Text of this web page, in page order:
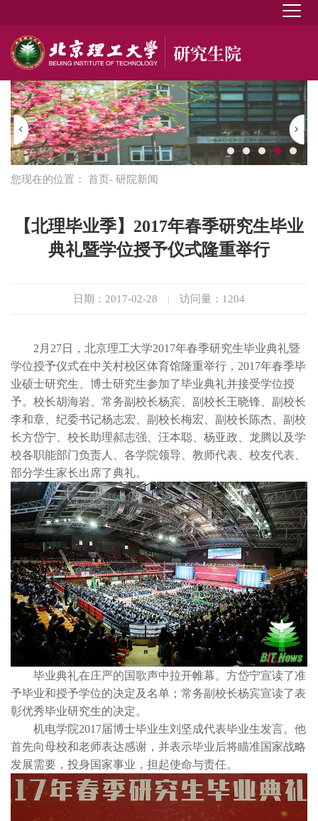
您现在的位置： 首页- 研院新闻
【北理毕业季】2017年春季研究生毕业
典礼暨学位授予仪式隆重举行
日期：2017-02-28 | 访问量： 1204
2月27日，北京理工大学2017年春季研究生毕业典礼暨
学位授予仪式在中关村校区体育馆隆重举行，2017年春季毕
业硕士研究生、博士研究生参加了毕业典礼并接受学位授
予。校长胡海岩、常务副校长杨宾、副校长王晓锋、副校长
李和章、纪委书记杨志宏、副校长梅宏、副校长陈杰、副校
长方岱宁、校长助理郝志强、汪本聪、杨亚政、龙腾以及学
校各职能部门负责人、各学院领导、教师代表、校友代表、
部分学生家长出席了典礼。
毕业典礼在庄严的国歌声中拉开帷幕。方岱宁宣读了准
予毕业和授予学位的决定及名单；常务副校长杨宾宣读了表
彰优秀毕业研究生的决定。
机电学院2017届博士毕业生刘坚成代表毕业生发言。他
首先向母校和老师表达感谢，并表示毕业后将瞄准国家战略
发展需要，投身国家事业，担起使命与责任。